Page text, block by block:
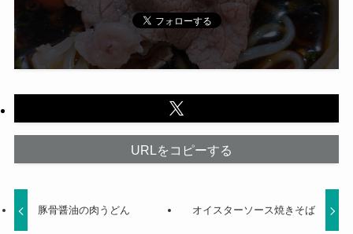
URLをコピーする
豚骨醤油の肉うどん オイスターソース焼きそば